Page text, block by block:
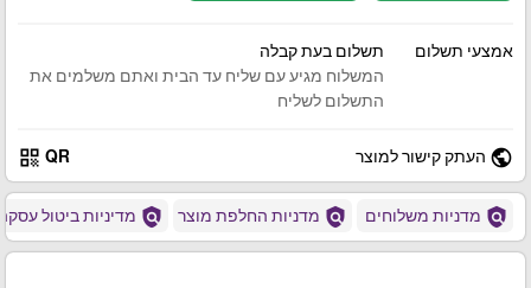
אמצעי תשלום
תשלום בעת קבלה
המשלוח מגיע עם שליח עד הבית ואתם משלמים את
התשלום לשליח
public העתק קישור למוצר QR
qr_code
policy מדניות משלוחים policy מדניות החלפת מוצר policy מדיניות ביטול